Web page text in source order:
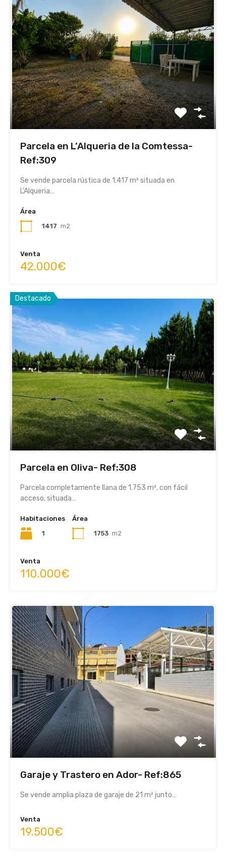
Parcela en L’Alqueria de la Comtessa-
Ref:309
Se vende parcela rústica de 1.417 m² situada en
L’Alqueria…
Área
1417 m2
Venta
42.000€
Destacado
Parcela en Oliva- Ref:308
Parcela completamente llana de 1.753 m², con fácil
acceso, situada…
Habitaciones
1
Área
1753 m2
Venta
110.000€
Garaje y Trastero en Ador- Ref:865
Se vende amplia plaza de garaje de 21 m² junto…
Venta
19.500€